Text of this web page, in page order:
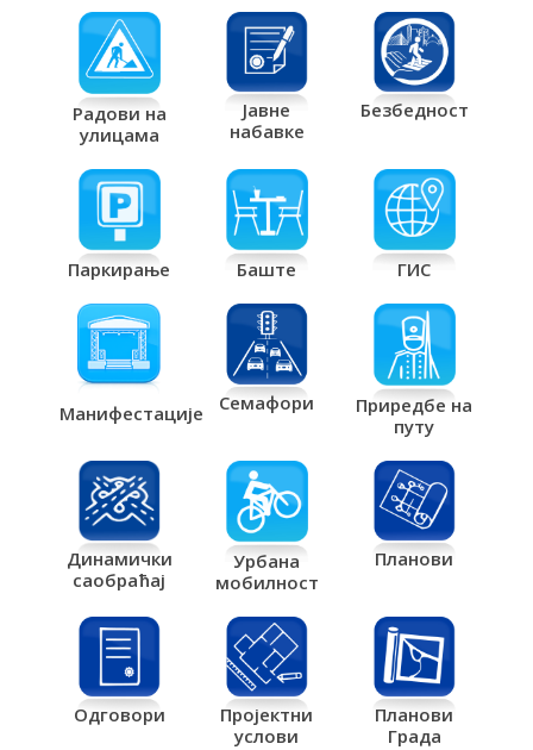
Радови на
улицама
Јавне
набавке
Безбедност
Паркирање Баште ГИС
Манифестације Семафори
Приредбе на
путу
Динамички
саобраћај
Урбана
мобилност
Планови
Одговори
Пројектни
услови
Планови
Града